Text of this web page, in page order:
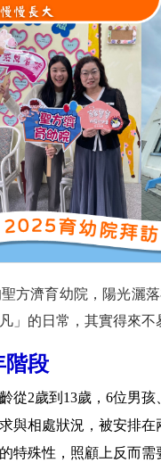
方濟育幼院，陽光灑
」的日常，其實得來不
階段
從2歲到13歲，6位男
與相處狀況，被安排
特殊性，照顧上反而需